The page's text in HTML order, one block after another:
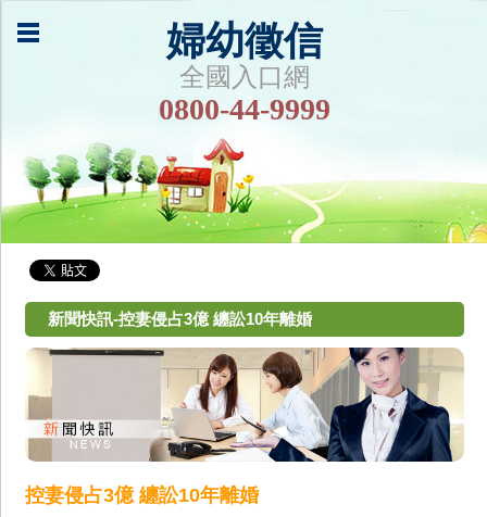
婦幼徵信
全國入口網
0800-44-9999
新聞快訊-控妻侵占3億 纏訟10年離婚
控妻侵占3億 纏訟10年離婚